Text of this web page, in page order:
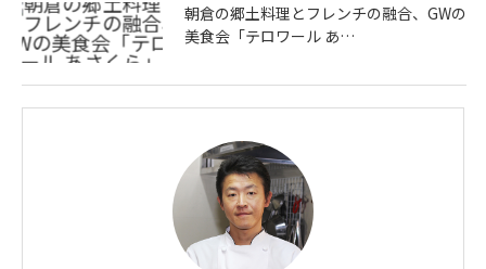
朝倉の郷土料理とフレンチの融合、GWの
美食会「テロワール あ…